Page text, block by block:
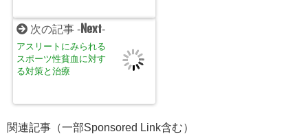
次の記事 -Next-
アスリートにみられる
スポーツ性貧血に対す
る対策と治療
関連記事（一部Sponsored Link含む）